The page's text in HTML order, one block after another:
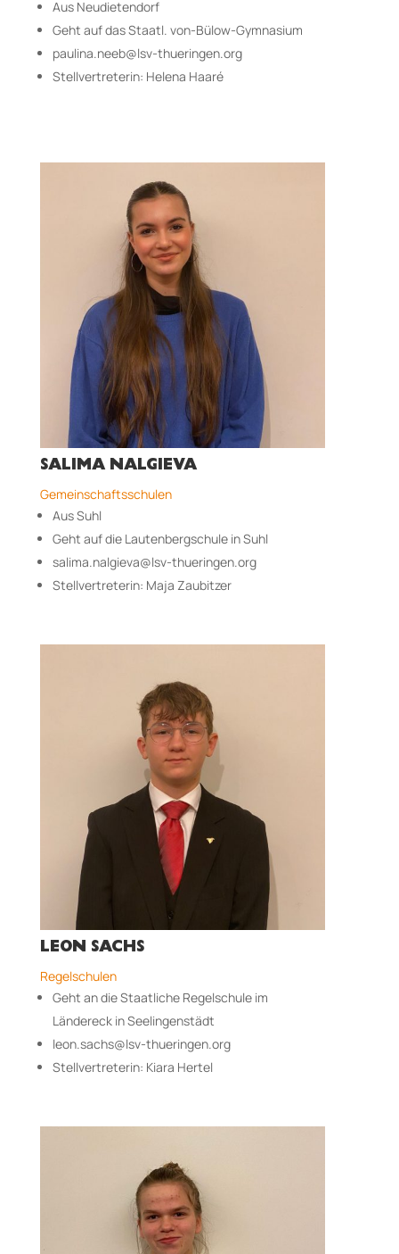
Aus Neudietendorf
Geht auf das Staatl. von-Bülow-Gymnasium
paulina.neeb@lsv-thueringen.org
Stellvertreterin: Helena Haaré
SALIMA NALGIEVA
Gemeinschaftsschulen
Aus Suhl
Geht auf die Lautenbergschule in Suhl
salima.nalgieva@lsv-thueringen.org
Stellvertreterin: Maja Zaubitzer
LEON SACHS
Regelschulen
Geht an die Staatliche Regelschule im
Län­der­eck in Seelingenstädt
leon.sachs@lsv-thueringen.org
Stellvertreterin: Kiara Hertel